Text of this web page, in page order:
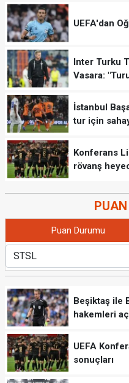
UEFA'dan
Inter Turku
Vasara:
İstanbul
tur için
Konferans
rövanş
Puan Durumu
Beşiktaş ile
hakemleri
UEFA
sonuçları